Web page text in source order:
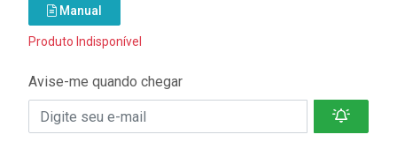
Manual
Produto Indisponível
Avise-me quando chegar